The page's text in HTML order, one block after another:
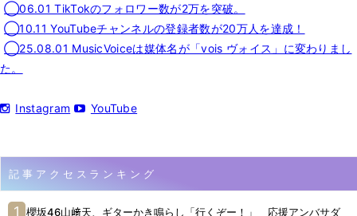
◯06.01 TikTokのフォロワー数が2万を突破。
◯10.11 YouTubeチャンネルの登録者数が20万人を達成！
◯25.08.01 MusicVoiceは媒体名が「vois ヴォイス」に変わりまし
た。
Instagram YouTube
記事アクセスランキング
櫻坂46山﨑天、ギターかき鳴らし「行くぞー！」 応援アンバサダ